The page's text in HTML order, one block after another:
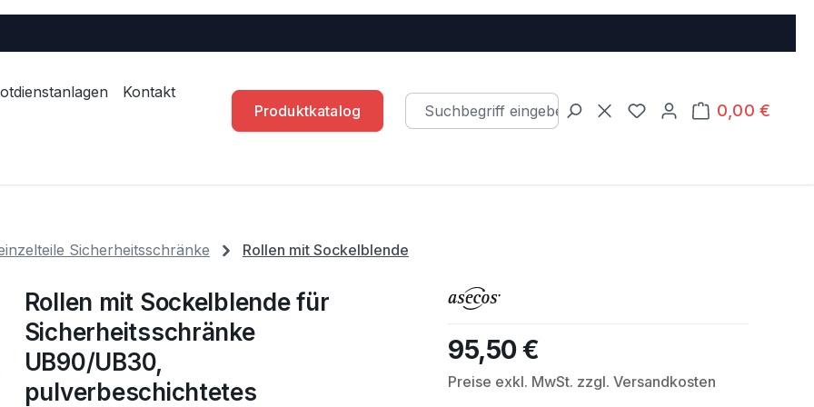
Kontakt
Produktkatalog
Du hast 0 Produkte auf
0,00 €
Warenkorb
Sicherheitsschränke
Rollen mit Sockelblende
Rollen mit Sockelblende für
Sicherheitsschränke
UB90/UB30,
pulverbeschichtetes
Regulärer Preis:
95,50 €
Preise exkl. MwSt. zzgl. Versandkosten